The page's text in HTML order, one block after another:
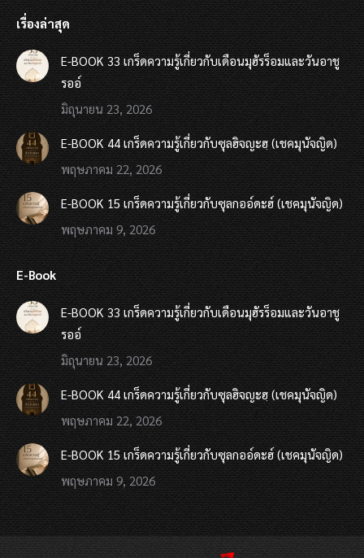
เรื่องล่าสุด
E-BOOK 33 เกร็ดความรู้เกี่ยวกับเดือนมุฮัรร็อมและวันอาชู
รออ์
มิถุนายน 23, 2026
E-BOOK 44 เกร็ดความรู้เกี่ยวกับซุลฮิจญะฮฺ (เชคมุนัจญิด)
พฤษภาคม 22, 2026
E-BOOK 15 เกร็ดความรู้เกี่ยวกับซุลกออ์ดะฮ์ (เชคมุนัจญิด)
พฤษภาคม 9, 2026
E-Book
E-BOOK 33 เกร็ดความรู้เกี่ยวกับเดือนมุฮัรร็อมและวันอาชู
รออ์
มิถุนายน 23, 2026
E-BOOK 44 เกร็ดความรู้เกี่ยวกับซุลฮิจญะฮฺ (เชคมุนัจญิด)
พฤษภาคม 22, 2026
E-BOOK 15 เกร็ดความรู้เกี่ยวกับซุลกออ์ดะฮ์ (เชคมุนัจญิด)
พฤษภาคม 9, 2026